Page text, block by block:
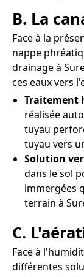
B. La
Face à la
nappe
drainage à
ces eaux vers
Traitement
réalisée
tuyau
tuyau vers
Solution
dans le sol
immergées
terrain à
C.
Face à
différentes